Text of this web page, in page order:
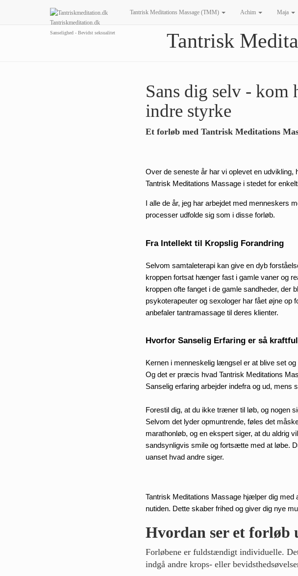
Tantriskmeditation.dk
Sanselighed - Bevidst seksualitet
Tantrisk Meditations Massage (TMM) Achim Maja
Tantrisk
Sans dig selv - kom
indre styrke
Et forløb med Tantrisk Meditations
Over de seneste år har vi oplevet en
Tantrisk Meditations Massage i stedet for
I alle de år, jeg har arbejdet med menneskers
processer udfolde sig som i disse forløb.
Fra Intellekt til Kropslig Forandring
Selvom samtaleterapi kan give en dyb
kroppen fortsat hænger fast i gamle vaner og
kroppen ofte fanget i de gamle sandheder, der
psykoterapeuter og sexologer har fået øjne op
anbefaler tantramassage til deres klienter.
Hvorfor Sanselig Erfaring er så
Kernen i menneskelig længsel er at blive set
Og det er præcis hvad Tantrisk Meditations
Sanselig erfaring arbejder indefra og ud, mens
Forestil dig, at du ikke træner til løb, og nogen
Selvom det lyder opmuntrende, føles det
marathonløb, og en ekspert siger, at du aldrig
sandsynligvis smile og fortsætte med at løbe.
uanset hvad andre siger.
Tantrisk Meditations Massage hjælper dig med
nutiden. Dette skaber frihed og giver dig nye
Hvordan ser et forløb
Forløbene er fuldstændigt individuelle.
indgå andre krops- eller